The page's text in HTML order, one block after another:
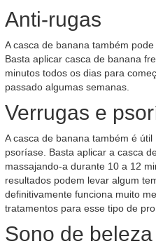
Anti-rugas
A casca de banana também
Basta aplicar casca de banana
minutos todos os dias para
passado algumas semanas.
Verrugas e
A casca de banana também é
psoríase. Basta aplicar a casca
massajando-a durante 10 a 12
resultados podem levar algum
definitivamente funciona muito
tratamentos para esse tipo de
Sono de beleza